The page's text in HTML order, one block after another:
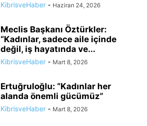
KibrisveHaber - Haziran 24, 2026
Meclis Başkanı Öztürkler:
“Kadınlar, sadece aile içinde
değil, iş hayatında ve...
KibrisveHaber - Mart 8, 2026
Ertuğruloğlu: “Kadınlar her
alanda önemli gücümüz”
KibrisveHaber - Mart 8, 2026